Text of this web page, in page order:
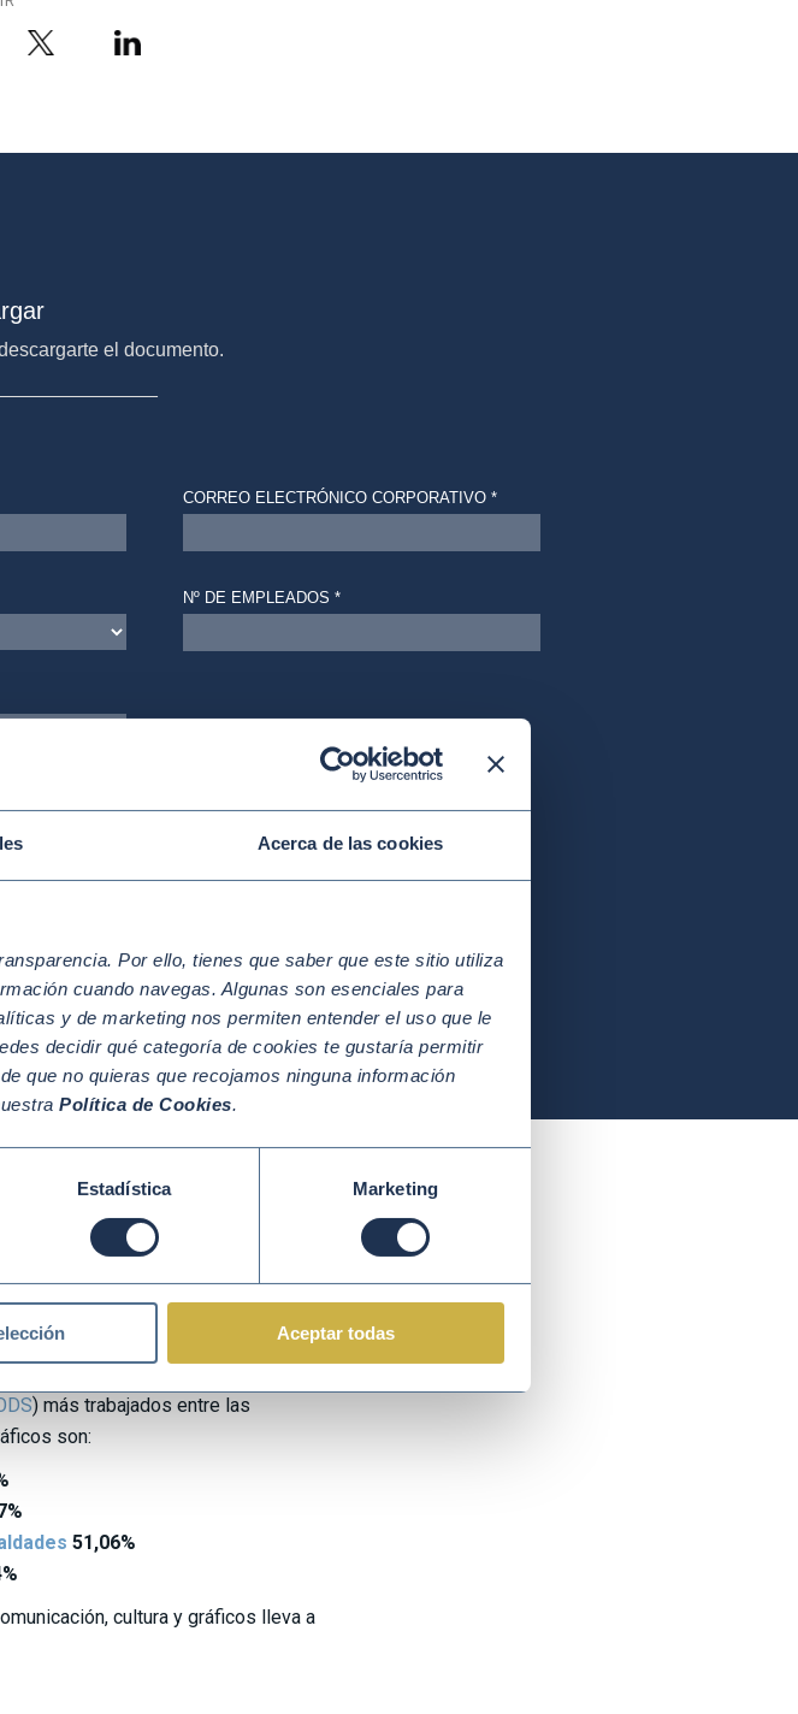
Acerca de las cookies
Por ello, tienes que saber que este sitio utiliza
cuando navegas. Algunas son esenciales para
y de marketing nos permiten entender el uso que le
decidir qué categoría de cookies te gustaría permitir
que no quieras que recojamos ninguna información
Política de Cookies.
Estadística Marketing
Aceptar todas
Sostenible (ODS)
cultura y
) más trabajados entre las
son:
51,06%
cultura y gráficos lleva a